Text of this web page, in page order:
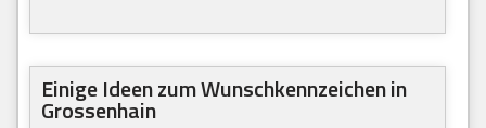
Einige Ideen zum Wunschkennzeichen in
Grossenhain